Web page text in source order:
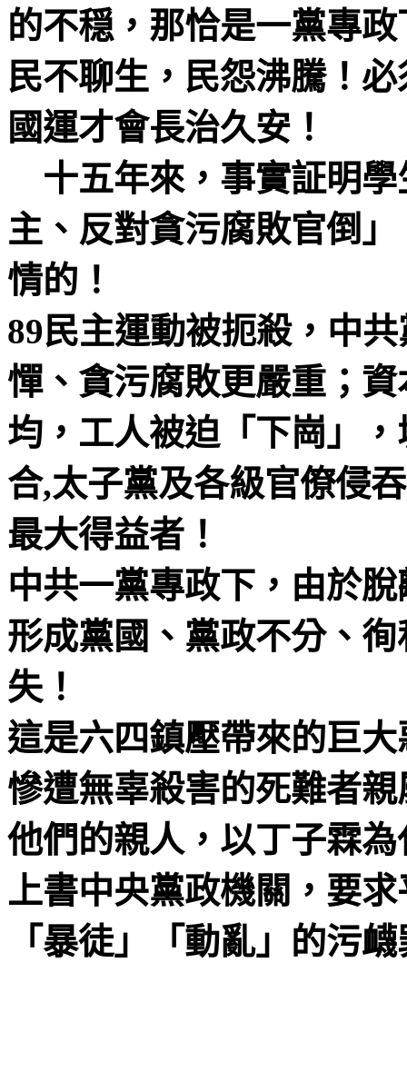
的不穏，那恰是一黨專
民不聊生，民怨沸騰！
國運才會長治久安！
十五年來，事實証明學
主、反對貪污腐敗官倒
情的！
89民主運動被扼殺，中
憚、貪污腐敗更嚴重；
均，工人被迫「下崗」
合,太子黨及各級官僚侵
最大得益者！
中共一黨專政下，由於
形成黨國、黨政不分、
失！
這是六四鎮壓帶來的巨
慘遭無辜殺害的死難者
他們的親人，以丁子霖為
上書中央黨政機關，要
「暴徒」「動亂」的污衊